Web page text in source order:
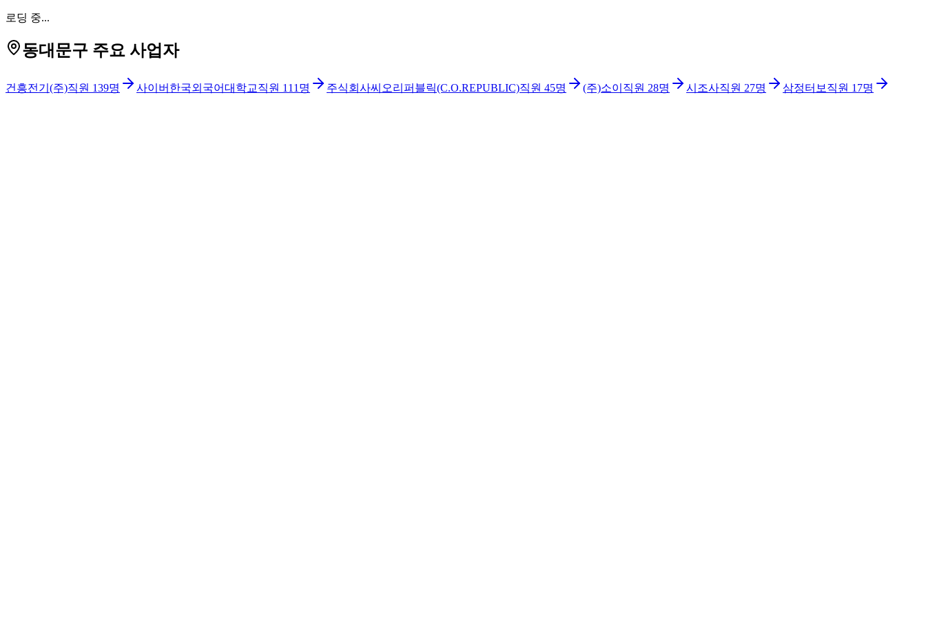
로딩 중...
동대문구 주요 사업자
건흥전기(주)직원 139명 사이버한국외국어대학교직원 111 명 주식회사씨오리퍼블릭(C.O.REPUBLIC)직원 45명 (주)소이 직원 28명 시조사직원 27명 삼정터보 직원 17명